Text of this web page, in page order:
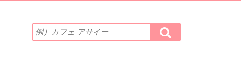
索
ワ
検
索
す